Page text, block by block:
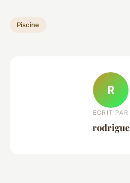
Piscine
R
ECRIT PAR
rodrigue